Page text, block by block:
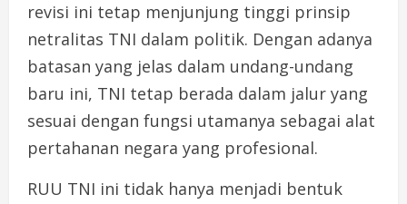
revisi ini tetap menjunjung tinggi prinsip
netralitas TNI dalam politik. Dengan adanya
batasan yang jelas dalam undang-undang
baru ini, TNI tetap berada dalam jalur yang
sesuai dengan fungsi utamanya sebagai alat
pertahanan negara yang profesional.
RUU TNI ini tidak hanya menjadi bentuk